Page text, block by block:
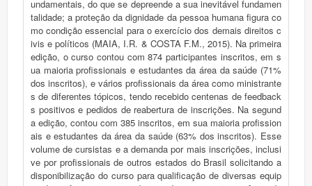
undamentais, do que se depreende a sua inevitável fundamen
talidade; a proteção da dignidade da pessoa humana figura co
mo condição essencial para o exercício dos demais direitos c
ivis e políticos (MAIA, I.R. & COSTA F.M., 2015). Na primeira
edição, o curso contou com 874 participantes inscritos, em s
ua maioria profissionais e estudantes da área da saúde (71%
dos inscritos), e vários profissionais da área como ministrante
s de diferentes tópicos, tendo recebido centenas de feedback
s positivos e pedidos de reabertura de inscrições. Na segund
a edição, contou com 385 inscritos, em sua maioria profission
ais e estudantes da área da saúde (63% dos inscritos). Esse
volume de cursistas e a demanda por mais inscrições, inclusi
ve por profissionais de outros estados do Brasil solicitando a
disponibilização do curso para qualificação de diversas equip